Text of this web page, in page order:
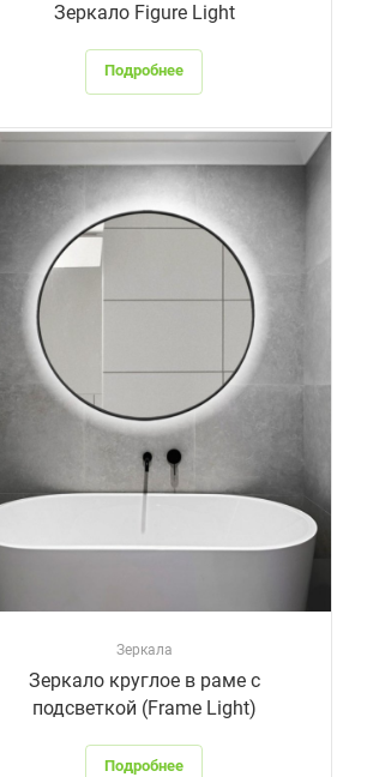
Зеркало Figure Light
Подробнее
Зеркала
Зеркало круглое в раме с
подсветкой (Frame Light)
Подробнее